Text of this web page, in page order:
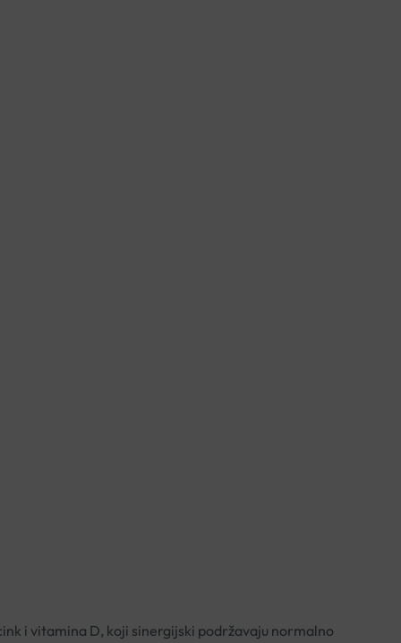
i vitamina D, koji sinergijski podržavaju normalno